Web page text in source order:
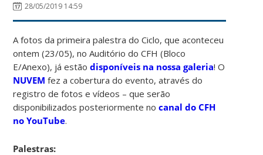
28/05/2019 14:59
A fotos da primeira palestra do Ciclo, que aconteceu
ontem (23/05), no Auditório do CFH (Bloco
E/Anexo), já estãodisponíveis na nossa galeria! O
NUVEM fez a cobertura do evento, através do
registro de fotos e vídeos – que serão
disponibilizados posteriormente nocanal do CFH
no YouTube.
Palestras: